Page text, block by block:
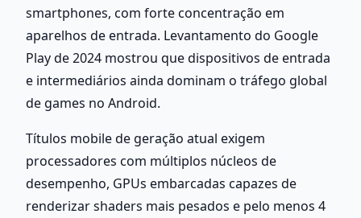
smartphones, com forte concentração em
aparelhos de entrada. Levantamento do Google
Play de 2024 mostrou que dispositivos de entrada
e intermediários ainda dominam o tráfego global
de games no Android.
Títulos mobile de geração atual exigem
processadores com múltiplos núcleos de
desempenho, GPUs embarcadas capazes de
renderizar shaders mais pesados e pelo menos 4